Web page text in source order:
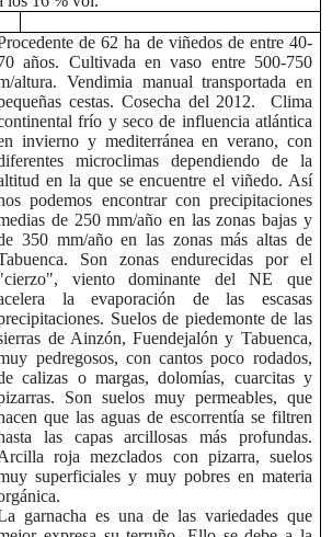
de 62 ha de viñedos de entre 40-
años. Cultivada en vaso entre 500-750
altura. Vendimia manual transportada en
cestas. Cosecha del 2012.
Clima
frío y seco de influencia atlántica
invierno y mediterránea en verano, con
microclimas dependiendo de la
en la que se encuentre el viñedo. Así
podemos encontrar con precipitaciones
de 250 mm/año en las zonas bajas y
350 mm/año en las zonas más altas de
Son zonas endurecidas por el
viento dominante del NE que
la evaporación de las escasas
Suelos de piedemonte de las
de Ainzón, Fuendejalón y Tabuenca,
pedregosos, con cantos poco rodados,
calizas o margas, dolomías, cuarcitas y
Son suelos muy permeables, que
que las aguas de escorrentía se filtren
las capas arcillosas más profundas.
roja mezclados con pizarra, suelos
superficiales y muy pobres en materia
garnacha es una de las variedades que